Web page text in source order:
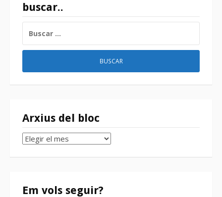
buscar..
Arxius del bloc
Arxius
bloc
Em vols seguir?